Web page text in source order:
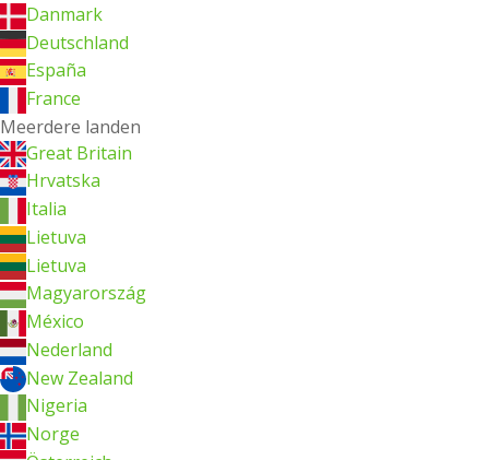
Danmark
Deutschland
España
France
Meerdere landen
Great Britain
Hrvatska
Italia
Lietuva
Lietuva
Magyarország
México
Nederland
New Zealand
Nigeria
Norge